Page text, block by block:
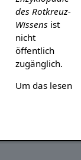
des Rotkreuz-
Wissens ist
nicht
öffentlich
zugänglich.
Um das lesen